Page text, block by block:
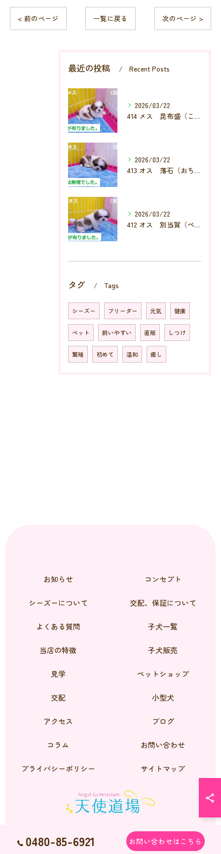
< 前のページ 一覧に戻る 次のページ >
最近の投稿 Recent Posts
2026/03/22
414 メス 昆布盛（こんぶもり）
2026/03/22
413 オス 落石（おちいし）
2026/03/22
412 オス 別当賀（べっとが）
タグ Tags
シーズー ブリーダー 元気 健康
ペット 飼いやすい 直販 しつけ
繁殖 初めて 温和 癒し
0480-85-6921 お問い合わせはこちら
お知らせ コンセプト
シーズーについて 交配、保証について
よくある質問 子犬一覧
当店の特徴 子犬販売
見学 ペットショップ
交配 小型犬
アクセス ブログ
コラム お問い合わせ
プライバシーポリシー サイトマップ
© 2026 シーズーのブリーダーなら天使道場 ALL RIGHTS RESERVED.